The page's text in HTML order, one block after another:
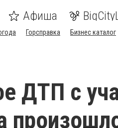
Афиша
Горсправка Бизнес каталог
ДТП с